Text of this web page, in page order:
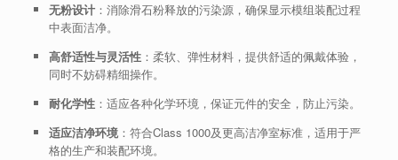
无粉设计：消除滑石粉释放的污染源，确保显示模组装配过程
中表面洁净。
高舒适性与灵活性：柔软、弹性材料，提供舒适的佩戴体验，
同时不妨碍精细操作。
耐化学性：适应各种化学环境，保证元件的安全，防止污染。
适应洁净环境：符合Class 1000及更高洁净室标准，适用于严
格的生产和装配环境。